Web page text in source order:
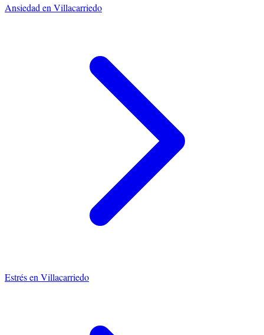
Ansiedad en Villacarriedo
Estrésen Villacarriedo